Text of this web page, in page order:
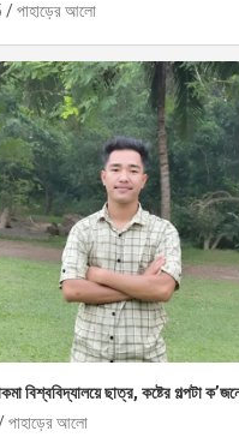
পাহাড়ের আলো
বিশ্ববিদ্যালয়ে ছাত্র, কষ্টের গল্পটা
পাহাড়ের আলো